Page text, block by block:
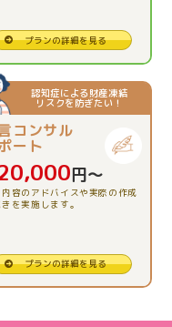
でした。
できました。
ので安心でした。
門に相談してみて。
プランの詳細を見る
認知症による財産凍結
リスクを防ぎたい！
コンサル
ート
円〜
内容のアドバイスや実際の作成
を実施します。
プランの詳細を見る